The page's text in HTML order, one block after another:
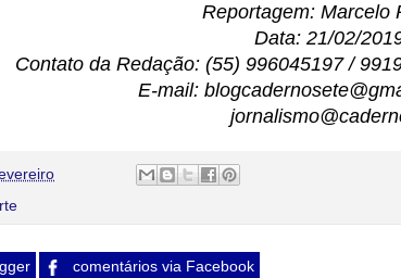
Reportagem: Marcelo
Data: 21/02/
Contato da Redação: (55) 996045197 /
E-mail:
comentários via Facebook